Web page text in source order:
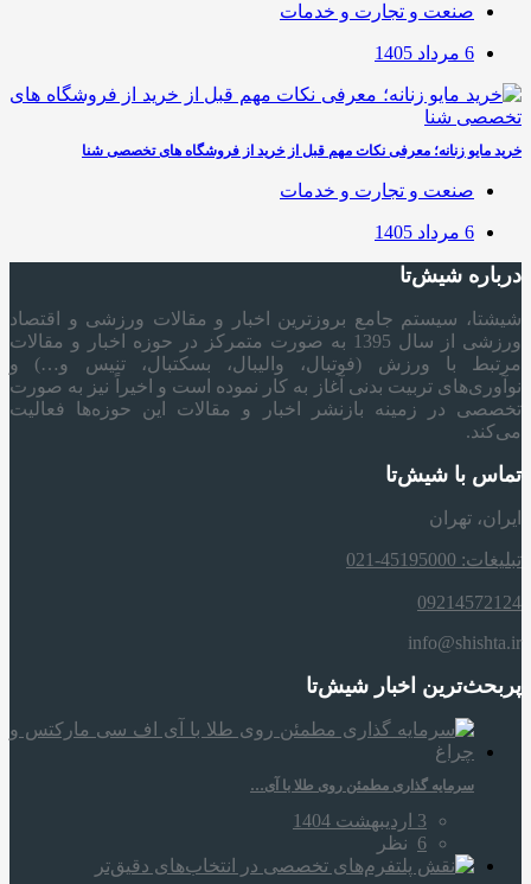
صنعت و تجارت و خدمات
6 مرداد 1405
خرید مایو زنانه؛ معرفی نکات مهم قبل از خرید از فروشگاه های تخصصی شنا
صنعت و تجارت و خدمات
6 مرداد 1405
درباره شیش‌تا
شیشتا، سیستم جامع بروزترین اخبار و مقالات ورزشی و اقتصاد
ورزشی از سال 1395 به صورت متمرکز در حوزه اخبار و مقالات
مرتبط با ورزش (فوتبال، والیبال، بسکتبال، تنیس و…) و
نوآوری‌های تربیت بدنی آغاز به کار نموده است و اخیراً نیز به صورت
تخصصی در زمینه بازنشر اخبار و مقالات این حوزه‌ها فعالیت
می‌کند.
تماس با شیش‌تا
ایران، تهران
تبلیغات: 45195000-021
09214572124
info@shishta.ir
پربحث‌ترین اخبار شیش‌تا
سرمایه‌ گذاری مطمئن روی طلا با آی…
3 اردیبهشت 1404
6 نظر